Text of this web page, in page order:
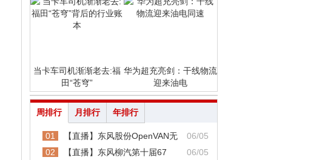
当卡车司机渐渐老去:福
田“苍穹”
华为超充亮剑：干线物流
迎来油电
周排行 月排行 年排行
01 【直播】东风股份OpenVAN无
06/05
02
【直播】东风柳汽第十届67
06/05